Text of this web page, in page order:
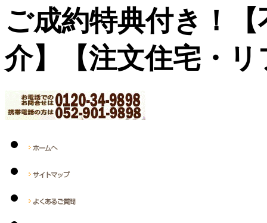
ご成約特典付き！
介】【注文住宅・